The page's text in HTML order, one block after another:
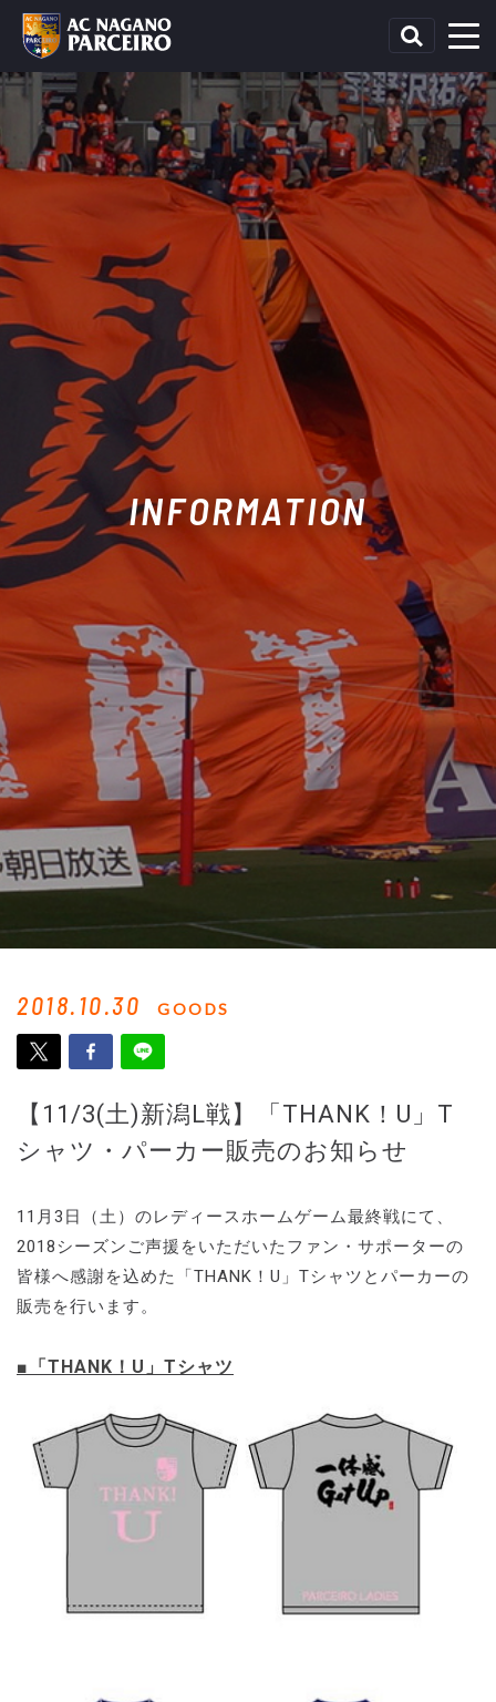
INFORMATION
2018.10.30 GOODS
【11/3(土)新潟L戦】「THANK！U」T
シャツ・パーカー販売のお知らせ
11月3日（土）のレディースホームゲーム最終戦にて、
2018シーズンご声援をいただいたファン・サポーターの
皆様へ感謝を込めた「THANK！U」Tシャツとパーカーの
販売を行います。
■「THANK！U」Tシャツ